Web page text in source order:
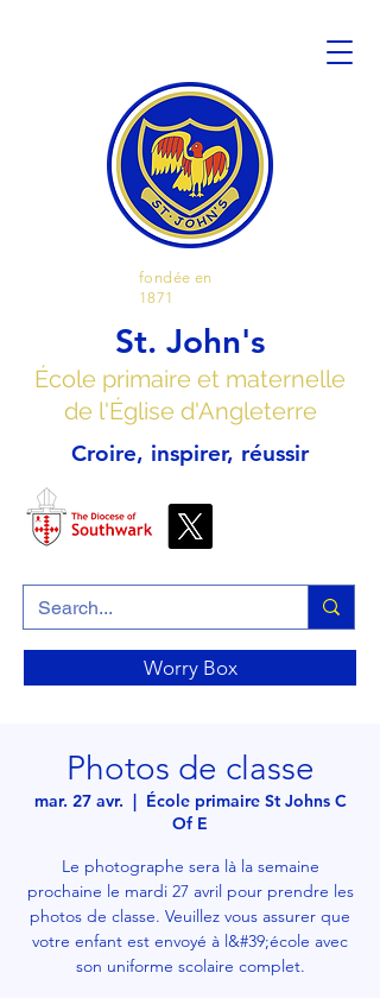
fondée en
1871
St. John's
École primaire et maternelle
de l'Église d'Angleterre
Croire, inspirer, réussir
Worry Box
Photos de classe
mar. 27 avr.
  |
École primaire St Johns C
Of E
Le photographe sera là la semaine
prochaine le mardi 27 avril pour prendre les
photos de classe. Veuillez vous assurer que
votre enfant est envoyé à l&#39;école avec
son uniforme scolaire complet.